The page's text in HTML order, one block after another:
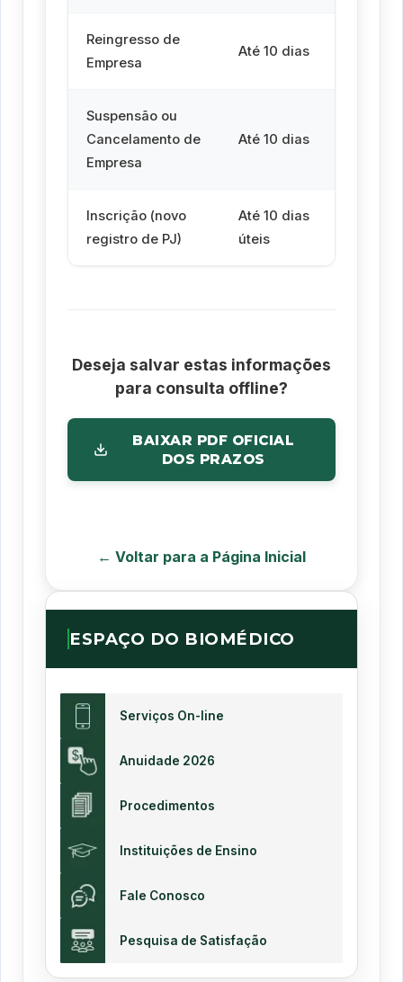
Reingresso de
Empresa
Até 10 dias
Suspensão ou
Cancelamento de
Empresa
Até 10 dias
Inscrição (novo
registro de PJ)
Até 10 dias
úteis
Deseja salvar estas informações
para consulta offline?
BAIXAR PDF OFICIAL
DOS PRAZOS
← Voltar para a Página Inicial
ESPAÇO DO BIOMÉDICO
Serviços On-line
Anuidade 2026
Procedimentos
Instituições de Ensino
Fale Conosco
Pesquisa de Satisfação